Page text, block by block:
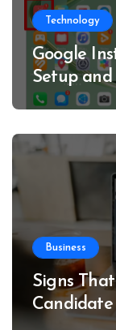
Technology
Google
Setup and
Business
Signs